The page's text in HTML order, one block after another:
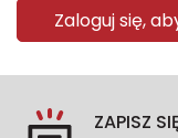
Zaloguj się,
ZAPISZ